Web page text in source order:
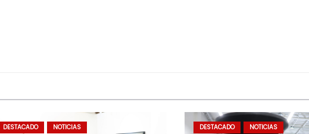
DESTACADO NOTICIAS DESTACADO NOTICIAS